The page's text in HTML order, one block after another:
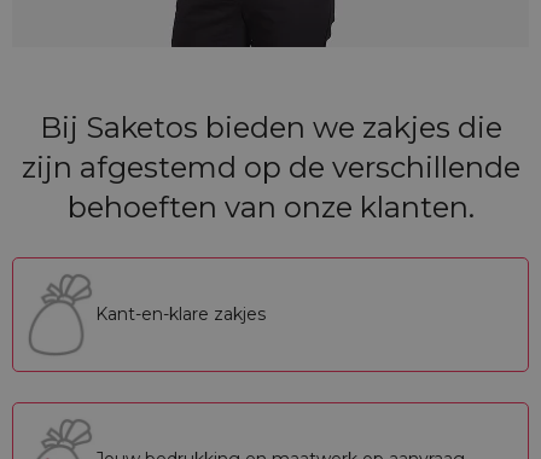
Bij Saketos bieden we zakjes die
zijn afgestemd op de verschillende
behoeften van onze klanten.
Kant-en-klare zakjes